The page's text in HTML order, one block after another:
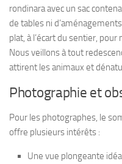
rondinara avec un sac
de tables ni
plat, à l’écart du sentier,
Nous veillons à tout
attirent les animaux et
Photographie et
Pour les photographes, le
offre plusieurs intérêts :
Une vue plongeante